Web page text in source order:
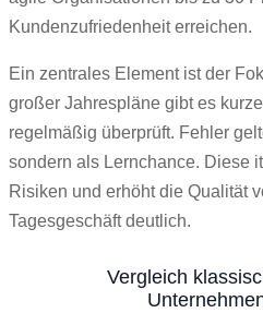
Kundenzufriedenheit erreichen.
Ein zentrales Element ist der
großer Jahrespläne gibt es
regelmäßig überprüft. Fehler
sondern als Lernchance. Diese
Risiken und erhöht die Qualität
Tagesgeschäft deutlich.
Vergleich